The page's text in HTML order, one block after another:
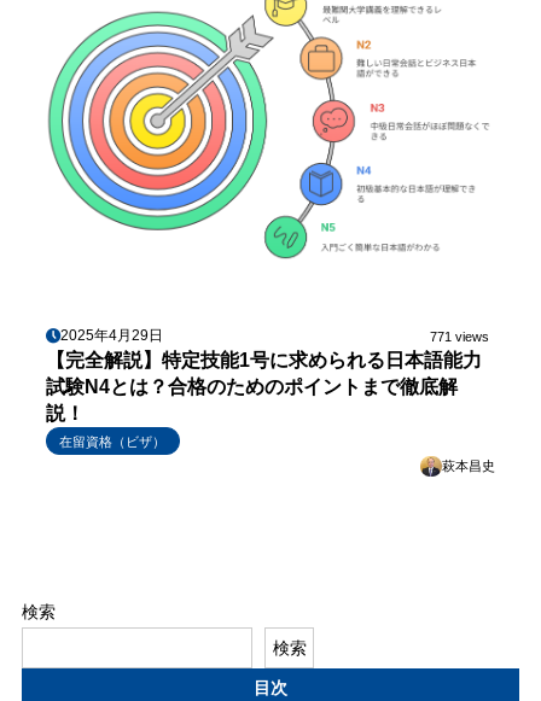
2025年4月29日 771 views
【完全解説】特定技能1号に求められる日本語能力
試験N4とは？合格のためのポイントまで徹底解
説！
在留資格（ビザ）
萩本昌史
検索
検索
目次